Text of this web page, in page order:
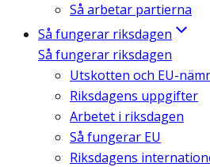
Så arbetar partierna
Så fungerar riksdagen
Så fungerar riksdagen
Utskotten och EU-
Riksdagens uppgifter
Arbetet i riksdagen
Så fungerar EU
Riksdagens